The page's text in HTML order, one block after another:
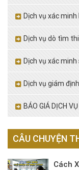
Dịch vụ xác minh
Dịch vụ dò tìm
Dịch vụ xác
Dịch vụ giám
BÁO GIÁ DỊCH
CÂU CHUYỆN
Cách